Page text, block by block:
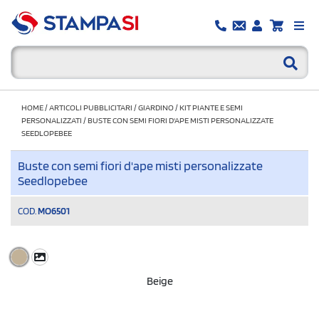
HOME/ARTICOLI PUBBLICITARI /GIARDINO/KIT PIANTE E SEMI
PERSONALIZZATI /BUSTE CON SEMI FIORI D'APE MISTI PERSONALIZZATE
SEEDLOPEBEE
Buste con semi fiori d'ape misti personalizzate
Seedlopebee
COD. MO6501
Beige